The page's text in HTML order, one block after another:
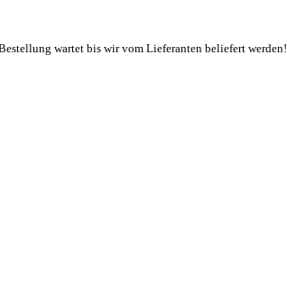
wartet bis wir vom Lieferanten beliefert werden!